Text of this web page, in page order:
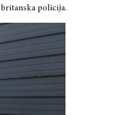
policija.